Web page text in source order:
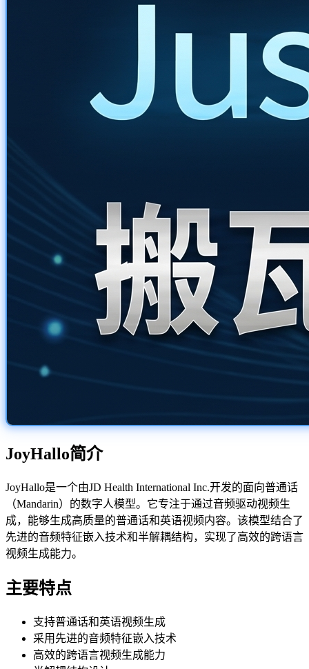
JoyHallo简介
JoyHallo是一个由JD Health International Inc.开发的面向普通话
（Mandarin）的数字人模型。它专注于通过音频驱动视频生
成，能够生成高质量的普通话和英语视频内容。该模型结合了
先进的音频特征嵌入技术和半解耦结构，实现了高效的跨语言
视频生成能力。
主要特点
支持普通话和英语视频生成
采用先进的音频特征嵌入技术
高效的跨语言视频生成能力